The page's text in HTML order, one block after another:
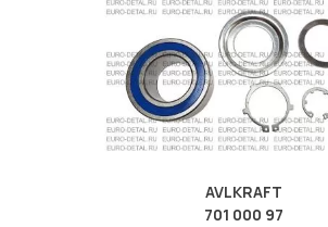
AVLKRAFT
701 000 97